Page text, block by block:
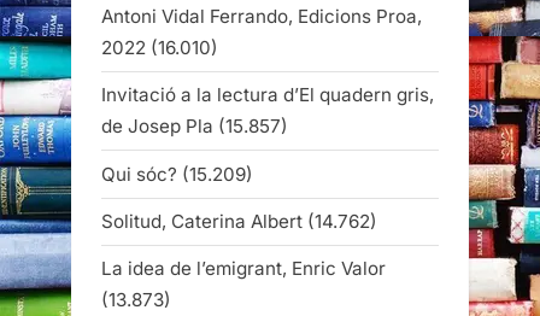
Antoni Vidal Ferrando, Edicions Proa,
2022 (16.010)
Invitació a la lectura d’El quadern gris,
de Josep Pla (15.857)
Qui sóc? (15.209)
Solitud, Caterina Albert (14.762)
La idea de l’emigrant, Enric Valor
(13.873)